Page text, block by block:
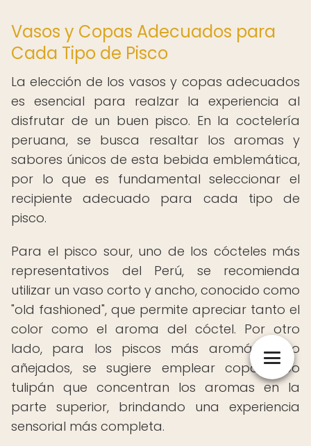
Vasos y Copas Adecuados para
Cada Tipo de Pisco
La elección de los vasos y copas adecuados
es esencial para realzar la experiencia al
disfrutar de un buen pisco. En la coctelería
peruana, se busca resaltar los aromas y
sabores únicos de esta bebida emblemática,
por lo que es fundamental seleccionar el
recipiente adecuado para cada tipo de
pisco.
Para el pisco sour, uno de los cócteles más
representativos del Perú, se recomienda
utilizar un vaso corto y ancho, conocido como
"old fashioned", que permite apreciar tanto el
color como el aroma del cóctel. Por otro
lado, para los piscos más aromáticos o
añejados, se sugiere emplear copas tipo
tulipán que concentran los aromas en la
parte superior, brindando una experiencia
sensorial más completa.